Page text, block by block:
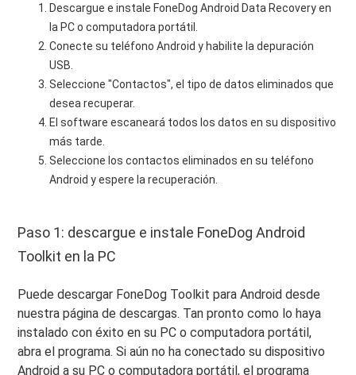
Descargue e instale FoneDog Android Data Recovery en
la PC o computadora portátil.
Conecte su teléfono Android y habilite la depuración
USB.
Seleccione "Contactos", el tipo de datos eliminados que
desea recuperar.
El software escaneará todos los datos en su dispositivo
más tarde.
Seleccione los contactos eliminados en su teléfono
Android y espere la recuperación.
Paso 1: descargue e instale FoneDog Android
Toolkit en la PC
Puede descargar FoneDog Toolkit para Android desde
nuestra página de descargas. Tan pronto como lo haya
instalado con éxito en su PC o computadora portátil,
abra el programa. Si aún no ha conectado su dispositivo
Android a su PC o computadora portátil, el programa